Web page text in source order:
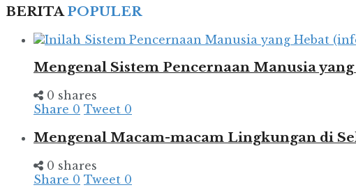
BERITAPOPULER
Mengenal Sistem Pencernaan Manusia
0 shares
Share 0 Tweet 0
Mengenal Macam-macam Lingkungan di
0 shares
Share 0 Tweet 0